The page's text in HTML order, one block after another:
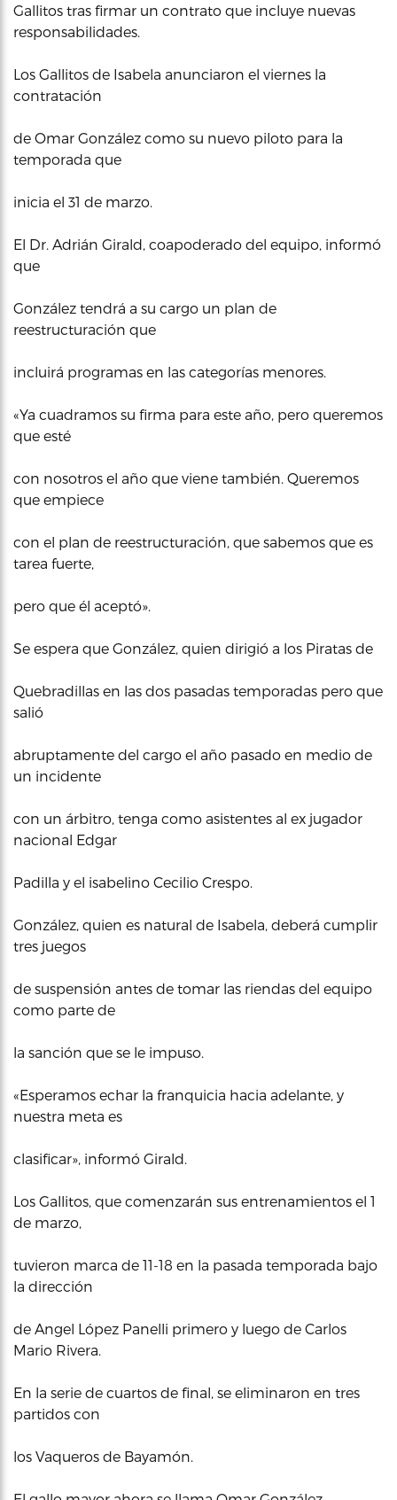
Gallitos tras firmar un contrato que incluye nuevas
responsabilidades.
Los Gallitos de Isabela anunciaron el viernes la
contratación
de Omar González como su nuevo piloto para la
temporada que
inicia el 31 de marzo.
El Dr. Adrián Girald, coapoderado del equipo, informó
que
González tendrá a su cargo un plan de
reestructuración que
incluirá programas en las categorías menores.
«Ya cuadramos su firma para este año, pero queremos
que esté
con nosotros el año que viene también. Queremos
que empiece
con el plan de reestructuración, que sabemos que es
tarea fuerte,
pero que él aceptó».
Se espera que González, quien dirigió a los Piratas de
Quebradillas en las dos pasadas temporadas pero que
salió
abruptamente del cargo el año pasado en medio de
un incidente
con un árbitro, tenga como asistentes al ex jugador
nacional Edgar
Padilla y el isabelino Cecilio Crespo.
González, quien es natural de Isabela, deberá cumplir
tres juegos
de suspensión antes de tomar las riendas del equipo
como parte de
la sanción que se le impuso.
«Esperamos echar la franquicia hacia adelante, y
nuestra meta es
clasificar», informó Girald.
Los Gallitos, que comenzarán sus entrenamientos el 1
de marzo,
tuvieron marca de 11-18 en la pasada temporada bajo
la dirección
de Angel López Panelli primero y luego de Carlos
Mario Rivera.
En la serie de cuartos de final, se eliminaron en tres
partidos con
los Vaqueros de Bayamón.